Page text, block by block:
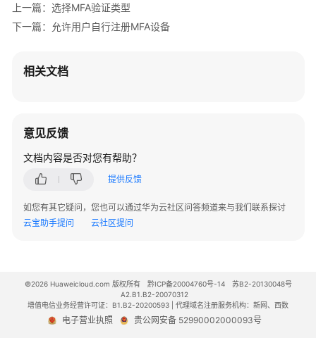
理
应
序
重
置
身
中
心
认
证
上一篇：选择MFA验证类型
下一篇：允许用户自行注册MFA设备
相关文档
意见反馈
文档内容是否对您有帮助？
提供反馈
如您有其它疑问，您也可以通过华为云社区问答频道来与我们联系探讨
云宝助手提问
云社区提问
©2026 Huaweicloud.com 版权所有 黔ICP备20004760号-14
苏B2-20130048号
A2.B1.B2-20070312
增值电信业务经营许可证：B1.B2-20200593 | 代理域名注册服务机构：新网、西数
电子营业执照 贵公网安备 52990002000093号